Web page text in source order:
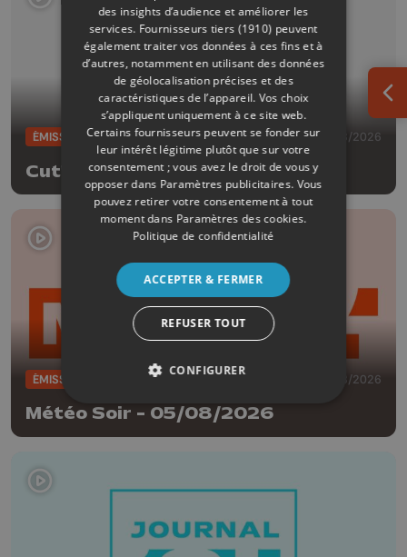
ÉMISSIONS 05/08/2026
Cut!
ÉMISSIONS 05/08/2026
Météo Soir - 05/08/2026
des insights d’audience et améliorer les
services. Fournisseurs tiers (1910) peuvent
également traiter vos données à ces fins et à
d’autres, notamment en utilisant des données
de géolocalisation précises et des
caractéristiques de l’appareil. Vos choix
s’appliquent uniquement à ce site web.
Certains fournisseurs peuvent se fonder sur
leur intérêt légitime plutôt que sur votre
consentement ; vous avez le droit de vous y
opposer dans Paramètres publicitaires. Vous
pouvez retirer votre consentement à tout
moment dans Paramètres des cookies.
Politique de confidentialité
ACCEPTER & FERMER
REFUSER TOUT
CONFIGURER